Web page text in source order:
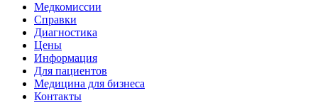
Медкомиссии
Справки
Диагностика
Цены
Информация
Для пациентов
Медицина для бизнеса
Контакты